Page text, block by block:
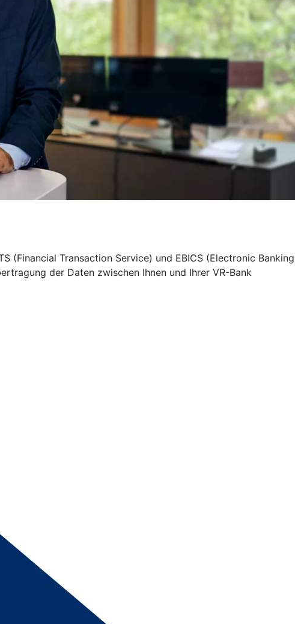
(Financial Transaction Service) und EBICS (Electronic Banking
der Daten zwischen Ihnen und Ihrer VR-Bank